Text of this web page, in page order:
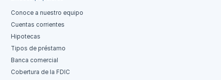
Conoce a nuestro equipo
Cuentas corrientes
Hipotecas
Tipos de préstamo
Banca comercial
Cobertura de la FDIC